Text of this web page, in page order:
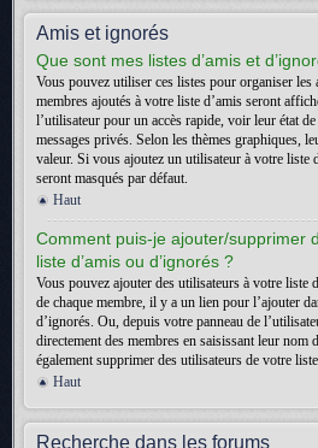
Amis et ignorés
Que sont mes listes d’amis et
Vous pouvez utiliser ces listes pour organiser
membres ajoutés à votre liste d’amis seront
l’utilisateur pour un accès rapide, voir leur état
messages privés. Selon les thèmes graphiques,
valeur. Si vous ajoutez un utilisateur à votre liste
seront masqués par défaut.
Haut
Comment puis-je ajouter/supprimer
liste d’amis ou d’ignorés ?
Vous pouvez ajouter des utilisateurs à votre liste
de chaque membre, il y a un lien pour l’ajouter
d’ignorés. Ou, depuis votre panneau de
directement des membres en saisissant leur nom
également supprimer des utilisateurs de votre
Haut
Recherche dans les forums